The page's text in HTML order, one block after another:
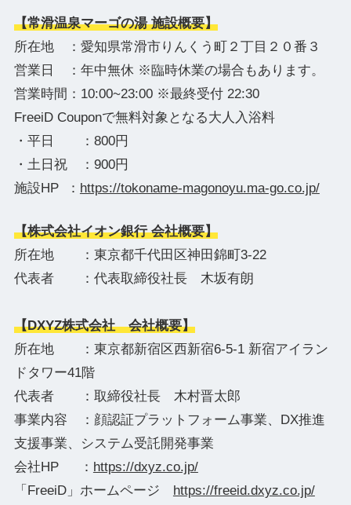
【常滑温泉マーゴの湯 施設概要】
所在地 ：愛知県常滑市りんくう町２丁目２０番３
営業日 ：年中無休 ※臨時休業の場合もあります。
営業時間：10:00~23:00 ※最終受付 22:30
FreeiD Couponで無料対象となる大人入浴料
・平日 ：800円
・土日祝 ：900円
施設HP ： https://tokoname-magonoyu.ma-go.co.jp/
【株式会社イオン銀行 会社概要】
所在地 ：東京都千代田区神田錦町3-22
代表者 ：代表取締役社長 木坂有朗
【DXYZ株式会社 会社概要】
所在地 ：東京都新宿区西新宿6-5-1 新宿アイラン
ドタワー41階
代表者 ：取締役社長 木村晋太郎
事業内容 ：顔認証プラットフォーム事業、DX推進
支援事業、システム受託開発事業
会社HP ： https://dxyz.co.jp/
「FreeiD」ホームページ https://freeid.dxyz.co.jp/